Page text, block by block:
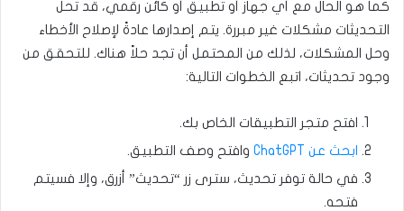
كما هو الحال مع أي جهاز أو تطبيق أو كائن رقمي، قد تحل
التحديثات مشكلات غير مبررة. يتم إصدارها عادةً لإصلاح الأخطاء
وحل المشكلات، لذلك من المحتمل أن تجد حلاً هناك. للتحقق من
وجود تحديثات، اتبع الخطوات التالية:
افتح متجر التطبيقات الخاص بك.
ابحث عن ChatGPT
وافتح وصف التطبيق.
في حالة توفر تحديث، سترى زر “تحديث” أزرق، وإلا فسيتم
فتحه.